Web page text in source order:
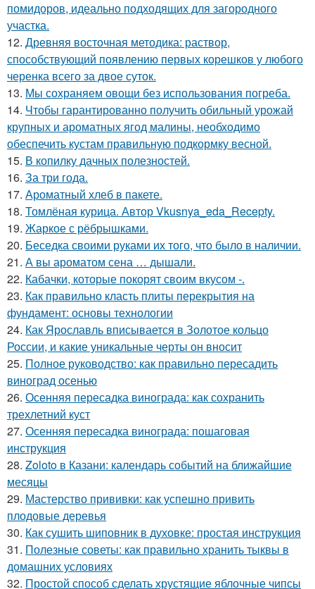
помидоров, идеально подходящих для загородного
участка.
12. Древняя восточная методика: раствор,
способствующий появлению первых корешков у любого
черенка всего за двое суток.
13. Мы сохраняем овощи без использования погреба.
14. Чтобы гарантированно получить обильный урожай
крупных и ароматных ягод малины, необходимо
обеспечить кустам правильную подкормку весной.
15. В копилку дачных полезностей.
16. За три года.
17. Ароматный хлеб в пакете.
18. Томлёная курица. Автор Vkusnya_eda_Recepty.
19. Жаркое с рёбрышками.
20. Беседка своими руками их того, что было в наличии.
21. А вы ароматом сена … дышали.
22. Кабачки, которые покорят своим вкусом -.
23. Как правильно класть плиты перекрытия на
фундамент: основы технологии
24. Как Ярославль вписывается в Золотое кольцо
России, и какие уникальные черты он вносит
25. Полное руководство: как правильно пересадить
виноград осенью
26. Осенняя пересадка винограда: как сохранить
трехлетний куст
27. Осенняя пересадка винограда: пошаговая
инструкция
28. Zoloto в Казани: календарь событий на ближайшие
месяцы
29. Мастерство прививки: как успешно привить
плодовые деревья
30. Как сушить шиповник в духовке: простая инструкция
31. Полезные советы: как правильно хранить тыквы в
домашних условиях
32. Простой способ сделать хрустящие яблочные чипсы